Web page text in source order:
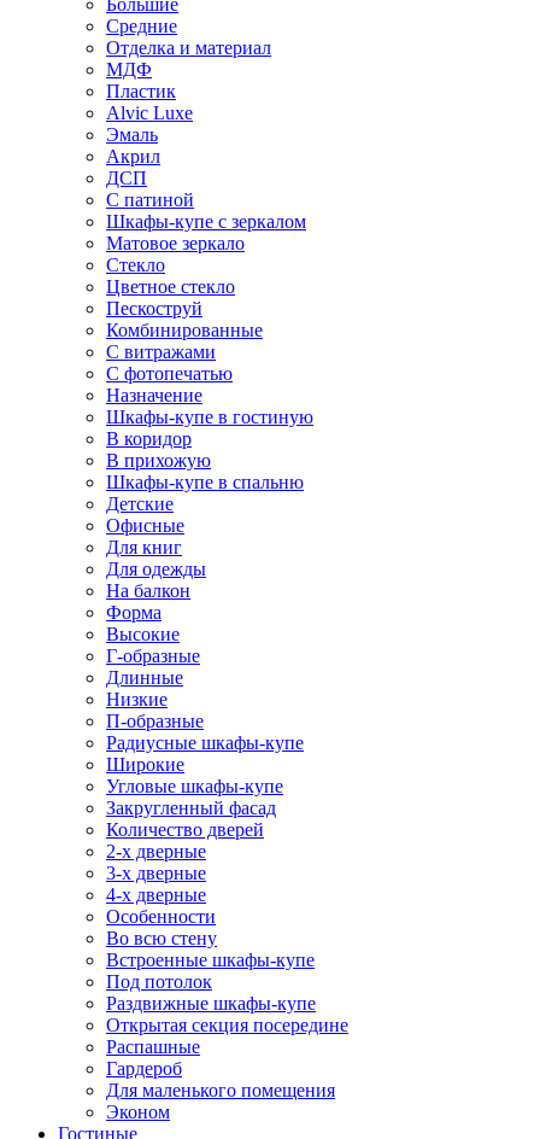
Большие
Средние
Отделка и материал
МДФ
Пластик
Alvic Luxe
Эмаль
Акрил
ДСП
С патиной
Шкафы-купе с зеркалом
Матовое зеркало
Стекло
Цветное стекло
Пескоструй
Комбинированные
С витражами
С фотопечатью
Назначение
Шкафы-купе в гостиную
В коридор
В прихожую
Шкафы-купе в спальню
Детские
Офисные
Для книг
Для одежды
На балкон
Форма
Высокие
Г-образные
Длинные
Низкие
П-образные
Радиусные шкафы-купе
Широкие
Угловые шкафы-купе
Закругленный фасад
Количество дверей
2-х дверные
3-х дверные
4-х дверные
Особенности
Во всю стену
Встроенные шкафы-купе
Под потолок
Раздвижные шкафы-купе
Открытая секция посередине
Распашные
Гардероб
Для маленького помещения
Эконом
Гостиные